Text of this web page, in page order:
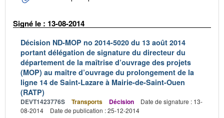
Signé le : 13-08-2014
Décision ND-MOP no 2014-5020 du 13 août 2014
portant délégation de signature du directeur du
département de la maîtrise d’ouvrage des projets
(MOP) au maître d’ouvrage du prolongement de la
ligne 14 de Saint-Lazare à Mairie-de-Saint-Ouen
(RATP)
DEVT1423776S Transports Décision
Date de signature : 13-
08-2014
Date de publication : 25-12-2014